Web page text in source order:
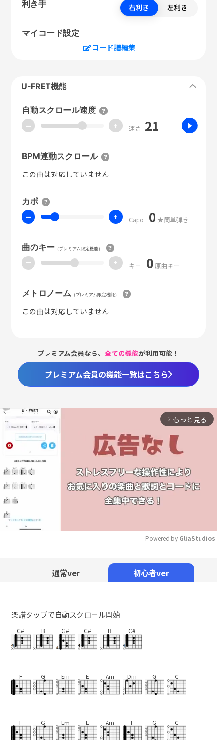
利き手 右利き 左利き
マイコード設定
コード譜編集
U-FRET機能
自動スクロール速度
ー + 速さ 21
BPM連動スクロール
この曲は対応していません
カポ
ー + Capo 0 ★簡単弾き
曲のキー（プレミアム限定機能）
ー + キー 0 原曲キー
メトロノーム （プレミアム限定機能）
この曲は対応していません
プレミアム会員なら、全ての機能が利用可能！
プレミアム会員の機能一覧はこちら
arrow_forward_ios もっと見る
Powered by GliaStudios
通常ver 初心者ver
楽譜タップで自動スクロール開始
C# B G# C# B C#
F G Em E Am Dm G C
F G Em E Am F G C